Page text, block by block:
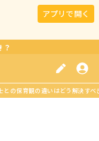
アプリで開く
？
との保育観の違いはどう解決すべ